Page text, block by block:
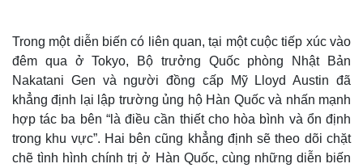
Trong một diễn biến có liên quan, tại một cuộc tiếp xúc vào
đêm qua ở Tokyo, Bộ trưởng Quốc phòng Nhật Bản
Nakatani Gen và người đồng cấp Mỹ Lloyd Austin đã
khẳng định lại lập trường ủng hộ Hàn Quốc và nhấn mạnh
hợp tác ba bên “là điều cần thiết cho hòa bình và ổn định
trong khu vực”. Hai bên cũng khẳng định sẽ theo dõi chặt
chẽ tình hình chính trị ở Hàn Quốc, cùng những diễn biến